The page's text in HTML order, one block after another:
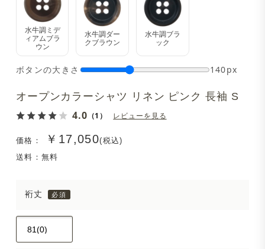
オープンカラーシャツ リネン ピンク 長袖 S
4.0 （1） レビューを見る
価格： ￥17,050(税込)
送料：無料
裄丈
水牛調ミデ
ィアムブラ
ウン
水牛調ダー
クブラウン
水牛調ブラ
ック
ボタンの大きさ 140px